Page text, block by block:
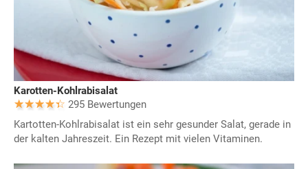
Karotten-Kohlrabisalat
295 Bewertungen
Kartotten-Kohlrabisalat ist ein sehr gesunder Salat, gerade in
der kalten Jahreszeit. Ein Rezept mit vielen Vitaminen.